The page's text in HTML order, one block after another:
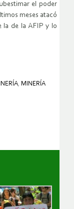
el poder
meses atacó
la de la AFIP y lo
, MINERÍA